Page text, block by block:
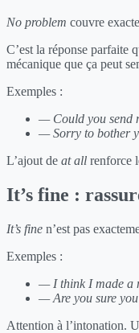
No problem couvre
C’est la réponse parfaite
mécanique que ça peut
Exemples :
— Could you send
— Sorry to bother
L’ajout de at all renforce
It’s fine :
It’s fine n’est pas
Exemples :
— I think I made a
— Are you sure
Attention à l’intonation.